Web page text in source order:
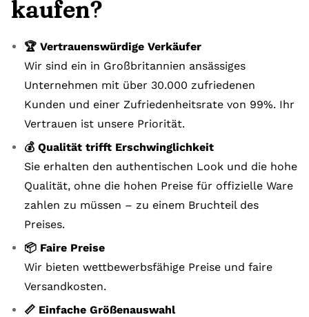
kaufen?
🏆 Vertrauenswürdige Verkäufer
Wir sind ein in Großbritannien ansässiges
Unternehmen mit über 30.000 zufriedenen
Kunden und einer Zufriedenheitsrate von 99%. Ihr
Vertrauen ist unsere Priorität.
💰 Qualität trifft Erschwinglichkeit
Sie erhalten den authentischen Look und die hohe
Qualität, ohne die hohen Preise für offizielle Ware
zahlen zu müssen – zu einem Bruchteil des
Preises.
📦 Faire Preise
Wir bieten wettbewerbsfähige Preise und faire
Versandkosten.
📏 Einfache Größenauswahl